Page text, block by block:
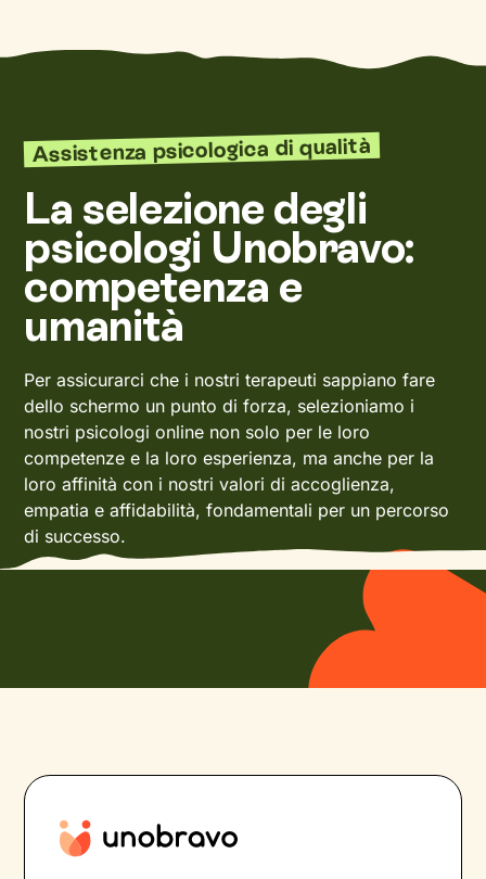
Assistenza psicologica di qualità
La selezione degli
psicologi Unobravo:
competenza e
umanità
Per assicurarci che i nostri terapeuti sappiano fare
dello schermo un punto di forza, selezioniamo i
nostri psicologi online non solo per le loro
competenze e la loro esperienza, ma anche per la
loro affinità con i nostri valori di accoglienza,
empatia e affidabilità, fondamentali per un percorso
di successo.